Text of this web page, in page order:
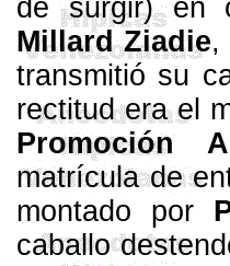
de surgir) en
Millard Ziadie,
transmitió su
rectitud era el
Promoción
matrícula de
montado por
caballo